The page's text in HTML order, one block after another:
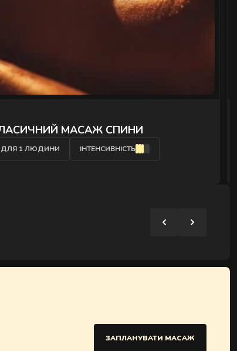
КРЕОЛЬСЬКИЙ ПАРНИЙ РЕЛАКС
ДЛЯ 2 ЛЮДИНИ ІНТЕНСИВНІСТЬ
ЗАПЛАНУВАТИ МАСАЖ